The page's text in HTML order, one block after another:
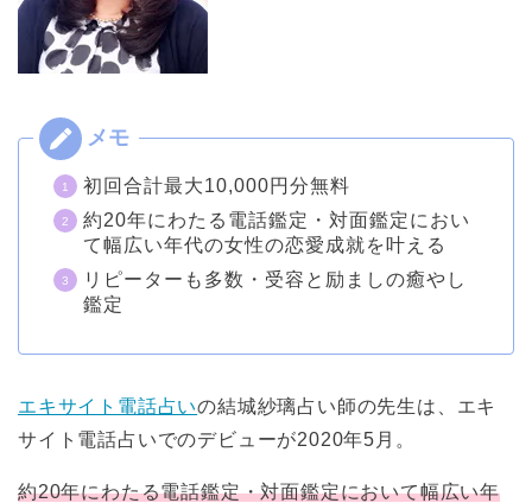
初回合計最大10,000円分無料
約20年にわたる電話鑑定・対面鑑定におい
て幅広い年代の女性の恋愛成就を叶える
リピーターも多数・受容と励ましの癒やし
鑑定
エキサイト電話占いの結城紗璃占い師の先生は、エキ
サイト電話占いでのデビューが2020年5月。
約20年にわたる電話鑑定・対面鑑定において幅広い年